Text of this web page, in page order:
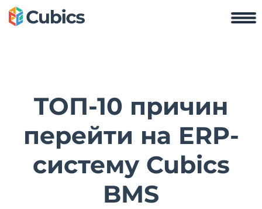
TOП-10 причин
перейти на ERP-
систему Cubics
BMS